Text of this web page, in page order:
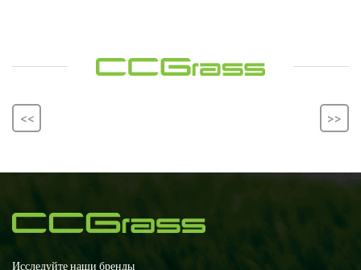
<< >>
Исследуйте наши бренды